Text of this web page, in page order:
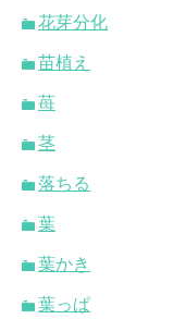
花芽分化
苗植え
苺
茎
落ちる
葉
葉かき
葉っぱ